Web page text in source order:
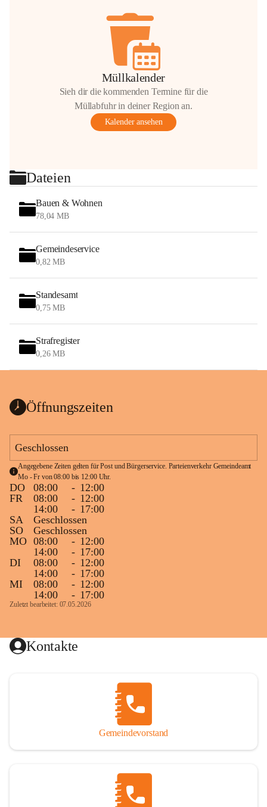
Müllkalender
Sieh dir die kommenden Termine für die
Müllabfuhr in deiner Region an.
Kalender ansehen
Dateien
Bauen & Wohnen
78,04 MB
Gemeindeservice
0,82 MB
Standesamt
0,75 MB
Strafregister
0,26 MB
Öffnungszeiten
Geschlossen
Angegebene Zeiten gelten für Post und Bürgerservice. Parteienverkehr Gemeindeamt
Mo - Fr von 08:00 bis 12:00 Uhr.
DO 08:00 - 12:00
FR
08:00 - 12:00
14:00
- 17:00
SA
Geschlossen
SO
Geschlossen
MO 08:00 - 12:00
14:00
- 17:00
DI
08:00 - 12:00
14:00
- 17:00
MI
08:00 - 12:00
14:00
- 17:00
Zuletzt bearbeitet: 07.05.2026
Kontakte
Gemeindevorstand